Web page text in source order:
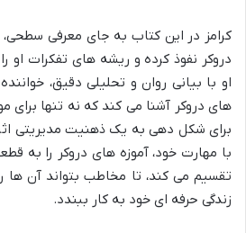
کرامز در این کتاب به جای معرفی
دروکر نفوذ کرده و ریشه های تفکرات او
او با بیانی روان و تحلیلی دقیق،
های دروکر آشنا می کند که نه تنها برای
برای شکل دهی به یک ذهنیت مدیریتی
با مهارت خود، آموزه های دروکر را به
تقسیم می کند، تا مخاطب بتواند آن ها
زندگی حرفه ای خود به کار ببندد.